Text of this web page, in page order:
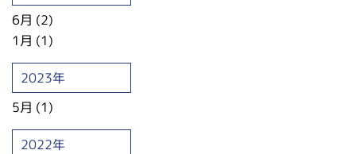
6月 (2)
1月 (1)
2023年
5月 (1)
2022年